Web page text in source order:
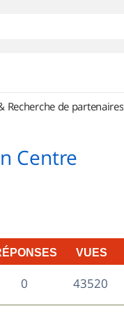
Recherche de partenaires
Centre
VUES
0R
é
43520V
u